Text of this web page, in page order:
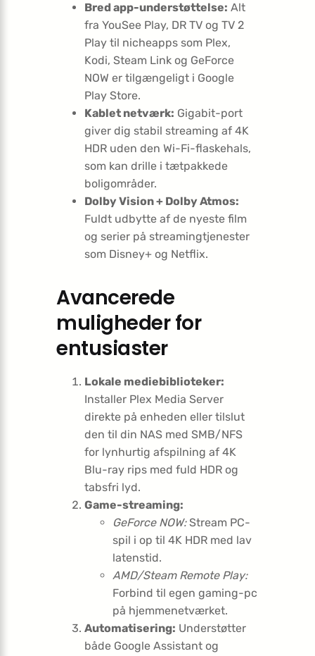
Bred app-understøttelse: Alt
fra YouSee Play, DR TV og TV 2
Play til nicheapps som Plex,
Kodi, Steam Link og GeForce
NOW er tilgængeligt i Google
Play Store.
Kablet netværk: Gigabit-port
giver dig stabil streaming af 4K
HDR uden den Wi-Fi-flaskehals,
som kan drille i tætpakkede
boligområder.
Dolby Vision + Dolby Atmos:
Fuldt udbytte af de nyeste film
og serier på streamingtjenester
som Disney+ og Netflix.
Avancerede
muligheder for
entusiaster
Lokale mediebiblioteker:
Installer Plex Media Server
direkte på enheden eller tilslut
den til din NAS med SMB/NFS
for lynhurtig afspilning af 4K
Blu-ray rips med fuld HDR og
tabsfri lyd.
Game-streaming:
GeForce NOW:Stream PC-
spil i op til 4K HDR med lav
latenstid.
AMD/Steam Remote Play:
Forbind til egen gaming-pc
på hjemmenetværket.
Automatisering: Understøtter
både Google Assistant og